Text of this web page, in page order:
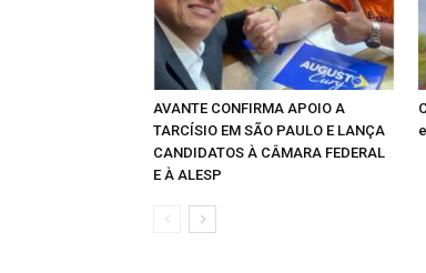
AVANTE CONFIRMA APOIO A
TARCÍSIO EM SÃO PAULO E LANÇA
CANDIDATOS À CÂMARA FEDERAL
E À ALESP